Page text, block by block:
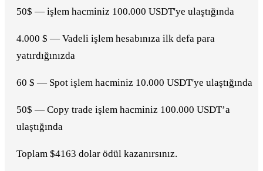
50$ — işlem hacminiz 100.000 USDT'ye ulaştığında
4.000 $ — Vadeli işlem hesabınıza ilk defa para
yatırdığınızda
60 $ — Spot işlem hacminiz 10.000 USDT'ye ulaştığında
50$ — Copy trade işlem hacminiz 100.000 USDT’a
ulaştığında
Toplam $4163 dolar ödül kazanırsınız.